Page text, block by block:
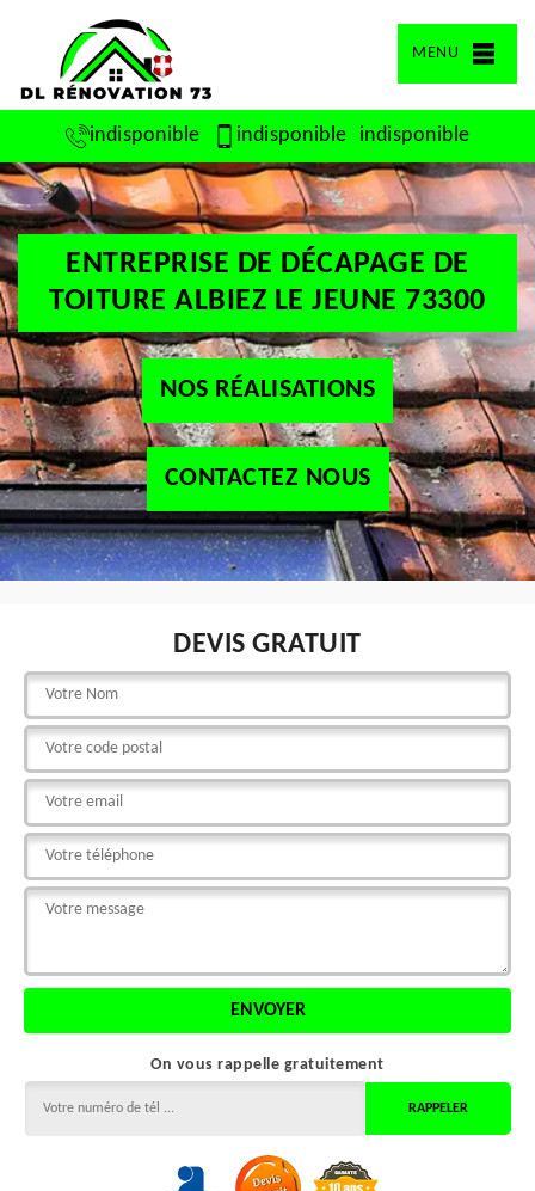
MENU
indisponible indisponible indisponible
ENTREPRISE DE DÉCAPAGE DE
TOITURE ALBIEZ LE JEUNE 73300
NOS RÉALISATIONS
CONTACTEZ NOUS
DEVIS GRATUIT
On vous rappelle gratuitement